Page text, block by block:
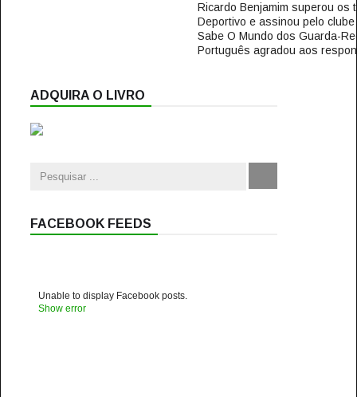
Ricardo Benjamim superou os
Deportivo e assinou pelo
Sabe O Mundo dos Guarda-
Português agradou aos
ADQUIRA O LIVRO
FACEBOOK FEEDS
Unable to display Facebook posts.
Show error